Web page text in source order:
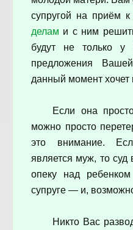
супругой на приём к
делам и с ним
будут не только
предложения
данный момент хочет
Если она
можно просто
это внимание.
является муж, то суд
опеку над
супруге — и,
Никто Вас